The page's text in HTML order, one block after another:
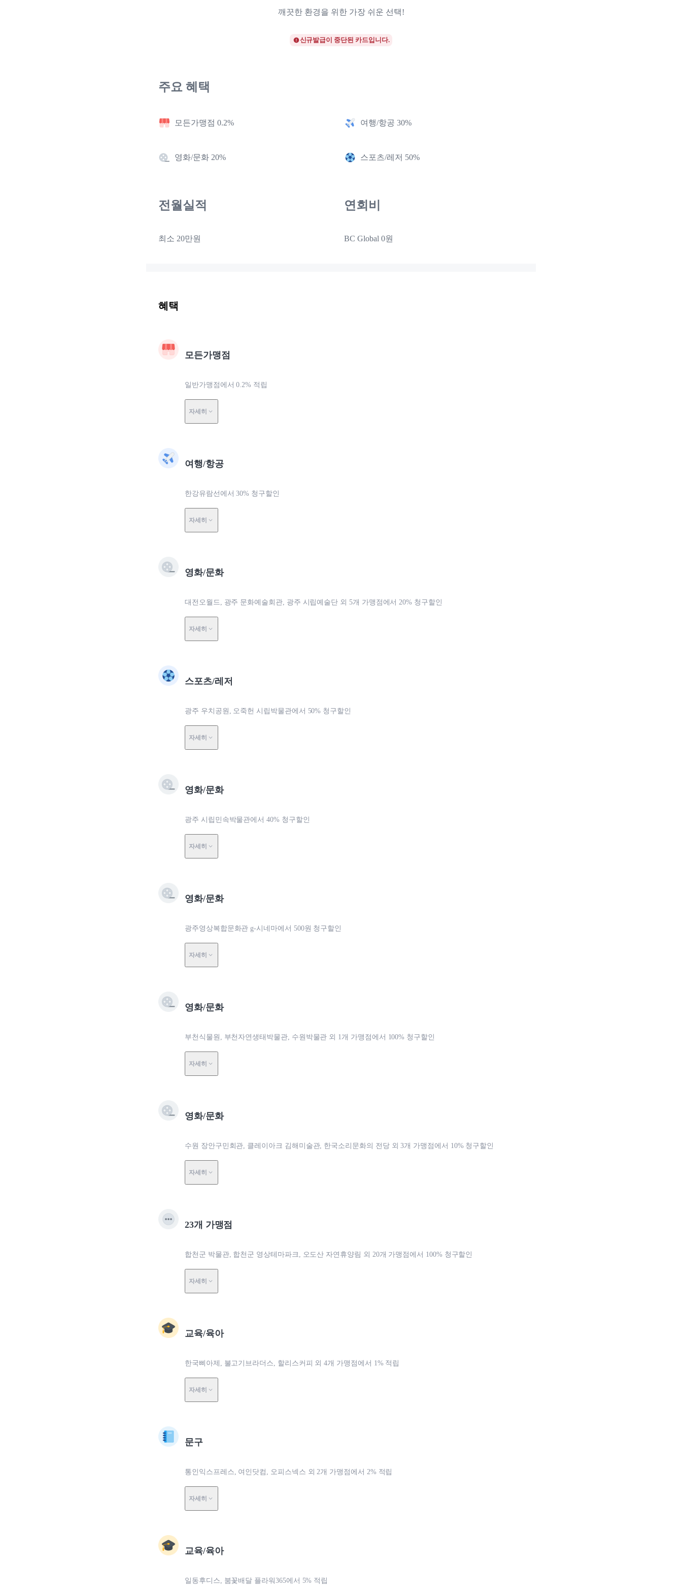
깨끗한 환경을 위한 가장 쉬운 선택!
신규발급이 중단된 카드입니다.
주요 혜택
모든가맹점 0.2% 여행/항공 30%
영화/문화 20% 스포츠/레저 50%
전월실적
최소 20만원
연회비
BC Global 0원
혜택
모든가맹점
일반가맹점에서 0.2% 적립
자세히
여행/항공
한강유람선에서 30% 청구할인
자세히
영화/문화
대전오월드, 광주 문화예술회관, 광주 시립예술단 외 5개 가맹점에서 20% 청구할인
자세히
스포츠/레저
광주 우치공원, 오죽헌 시립박물관에서 50% 청구할인
자세히
영화/문화
광주 시립민속박물관에서 40% 청구할인
자세히
영화/문화
광주영상복합문화관 g-시네마에서 500원 청구할인
자세히
영화/문화
부천식물원, 부천자연생태박물관, 수원박물관 외 1개 가맹점에서 100% 청구할인
자세히
영화/문화
수원 장안구민회관, 클레이아크 김해미술관, 한국소리문화의 전당 외 3개 가맹점에서 10% 청구할인
자세히
23개 가맹점
합천군 박물관, 합천군 영상테마파크, 오도산 자연휴양림 외 20개 가맹점에서 100% 청구할인
자세히
교육/육아
한국삐아제, 불고기브라더스, 할리스커피 외 4개 가맹점에서 1% 적립
자세히
문구
통인익스프레스, 여인닷컴, 오피스넥스 외 2개 가맹점에서 2% 적립
자세히
교육/육아
일동후디스, 붐꽃배달 플라워365에서 5% 적립